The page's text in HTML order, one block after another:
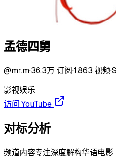
孟德四舅
@mr.m·36.3万 订阅·1,863 视频·
影视娱乐
访问 YouTube
对标分析
频道内容专注深度解构华语电